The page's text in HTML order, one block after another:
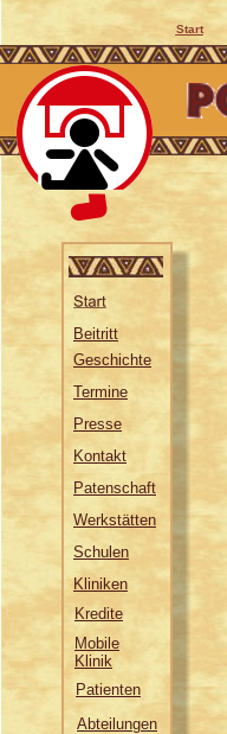
Start
Beitritt
Geschichte
Termine
Presse
Kontakt
Patenschaft
Werkstätten
Schulen
Kliniken
Kredite
Mobile
Klinik
Patienten
Abteilungen